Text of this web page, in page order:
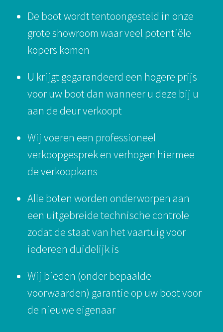
De boot wordt tentoongesteld in onze
grote showroom waar veel potentiële
kopers komen
U krijgt gegarandeerd een hogere prijs
voor uw boot dan wanneer u deze bij u
aan de deur verkoopt
Wij voeren een professioneel
verkoopgesprek en verhogen hiermee
de verkoopkans
Alle boten worden onderworpen aan
een uitgebreide technische controle
zodat de staat van het vaartuig voor
iedereen duidelijk is
Wij bieden (onder bepaalde
voorwaarden) garantie op uw boot voor
de nieuwe eigenaar